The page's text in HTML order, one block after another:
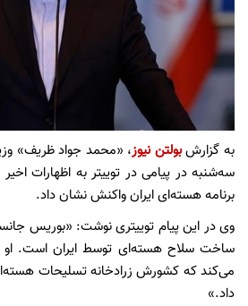
به گزارشبولتن نیوز، «محمد جواد ظریف»
سه‌شنبه در پیامی در توییتر به اظهارات
برنامه هسته‌ای ایران واکنش نشان داد.
وی در این پیام توییتری نوشت: «بوریس
ساخت سلاح هسته‌ای توسط ایران است. او
می‌کند که کشورش زرادخانه تسلیحات
داد.»